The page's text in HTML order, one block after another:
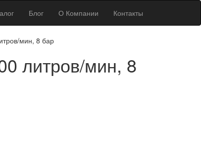
Блог О Компании Контакты
мин, 8 бар
литров/мин, 8